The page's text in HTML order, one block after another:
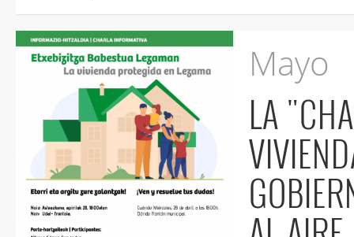
Mayo
LA "CHARLA INFORMATIVA" SOBRE LA
VIVIENDA